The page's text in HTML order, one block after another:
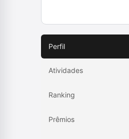
Perfil
Atividades
Ranking
Prêmios